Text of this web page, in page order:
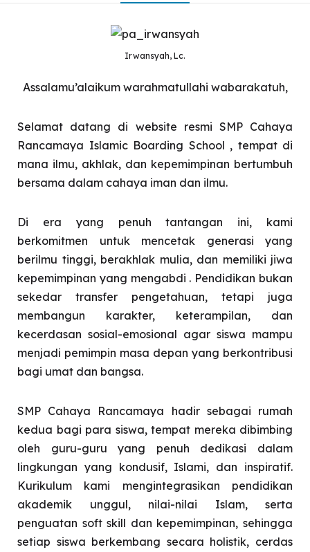
Irwansyah, Lc.
Assalamu’alaikum warahmatullahi wabarakatuh,
Selamat datang di website resmi SMP Cahaya
Rancamaya Islamic Boarding School , tempat di
mana ilmu, akhlak, dan kepemimpinan bertumbuh
bersama dalam cahaya iman dan ilmu.
Di era yang penuh tantangan ini, kami
berkomitmen untuk mencetak generasi yang
berilmu tinggi, berakhlak mulia, dan memiliki jiwa
kepemimpinan yang mengabdi . Pendidikan bukan
sekedar transfer pengetahuan, tetapi juga
membangun karakter, keterampilan, dan
kecerdasan sosial-emosional agar siswa mampu
menjadi pemimpin masa depan yang berkontribusi
bagi umat dan bangsa.
SMP Cahaya Rancamaya hadir sebagai rumah
kedua bagi para siswa, tempat mereka dibimbing
oleh guru-guru yang penuh dedikasi dalam
lingkungan yang kondusif, Islami, dan inspiratif.
Kurikulum kami mengintegrasikan pendidikan
akademik unggul, nilai-nilai Islam, serta
penguatan soft skill dan kepemimpinan, sehingga
setiap siswa berkembang secara holistik, cerdas